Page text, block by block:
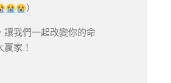
）
讓我們一起改變你的命
家！